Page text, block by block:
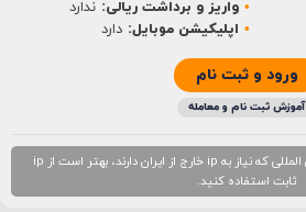
واریز و برداشت ریالی: ندارد
اپلیکیشن موبایل: دارد
ورود و ثبت نام
آموزش ثبت نام و معامله
برای ثبت نام در صرافی‌های بین المللی که نیاز به ip خارج از ایران دارند، بهتر است از ip
ثابت استفاده کنید.